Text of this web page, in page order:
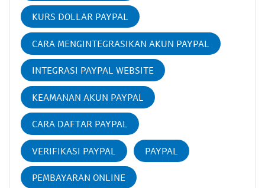
KURS DOLLAR PAYPAL
CARA MENGINTEGRASIKAN AKUN PAYPAL
INTEGRASI PAYPAL WEBSITE
KEAMANAN AKUN PAYPAL
CARA DAFTAR PAYPAL
VERIFIKASI PAYPAL PAYPAL
PEMBAYARAN ONLINE